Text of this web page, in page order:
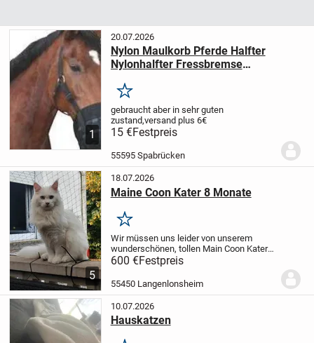
1
20.07.2026
Nylon Maulkorb Pferde Halfter
Nylonhalfter Fressbremse
Merken
gebraucht aber in sehr guten
zustand,versand plus 6€
15 €Festpreis
55595 Spabrücken
5
18.07.2026
Maine Coon Kater 8 Monate
Merken
Wir müssen uns leider von unserem
wunderschönen, tollen Main Coon Kater
trennen.Er ist ein absolut tolles Tier, der
gerne kuschelt und mega
aufgeschlossen ist, kennt und liebt
Kinder, sowie...
600 €Festpreis
55450 Langenlonsheim
10.07.2026
Hauskatzen